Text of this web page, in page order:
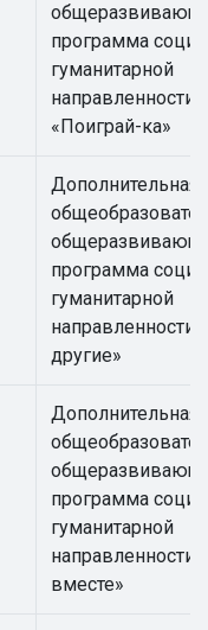
программа
гуманитарной
направленности
«Поиграй-ка»
Дополнительная
программа
гуманитарной
направленности
другие»
Дополнительная
программа
гуманитарной
направленности
вместе»